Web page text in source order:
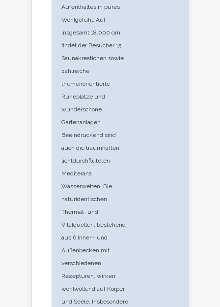
Aufenthaltes in pures
Wohlgefühl. Auf
insgesamt 18.000 qm
findet der Besucher 15
Saunakreationen sowie
zahlreiche
themenorientierte
Ruheplätze und
wunderschöne
Gartenanlagen.
Beeindruckend sind
auch die traumhaften,
lichtdurchfluteten
Mediterana
Wasserwelten. Die
naturidentischen
Thermal- und
Vitalquellen, bestehend
aus 6 Innen- und
Außenbecken mit
verschiedenen
Rezepturen, wirken
wohlwollend auf Körper
und Seele. Insbesondere